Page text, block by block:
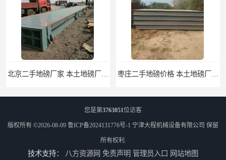
北京二手地磅厂家 本土地磅厂100秒报价 枣庄二手地磅价格 本土地磅厂100秒报价
您是第3763051位访客
版权所有 ©2026-08-09 鲁ICP备2024131776号-1 宁津大程机械设备有限公司 保留
所有权利.
技术支持： 八方资源网 免责声明 管理员入口 网站地图